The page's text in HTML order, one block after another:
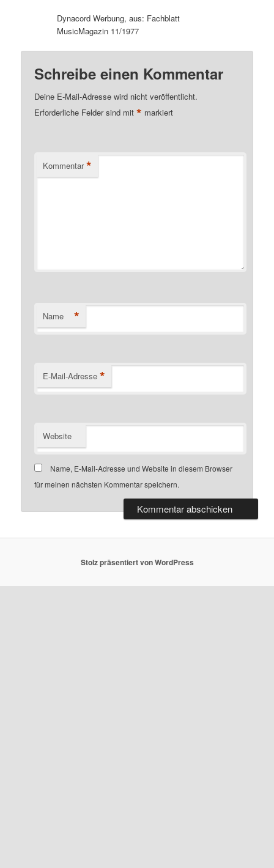
Dynacord Werbung, aus: Fachblatt
MusicMagazin 11/1977
Schreibe einen Kommentar
Deine E-Mail-Adresse wird nicht veröffentlicht.
Erforderliche Felder sind mit* markiert
Kommentar *
Name *
E-Mail-Adresse *
Website
Name, E-Mail-Adresse und Website in diesem Browser
für meinen nächsten Kommentar speichern.
Stolz präsentiert von WordPress